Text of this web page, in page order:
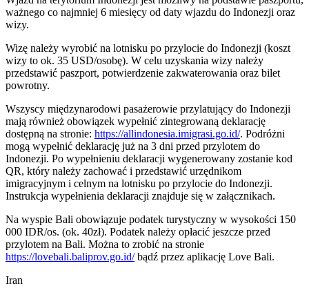
ważnego co najmniej 6 miesięcy od daty wjazdu do Indonezji oraz
wizy.
Wizę należy wyrobić na lotnisku po przylocie do Indonezji (koszt
wizy to ok. 35 USD/osobę). W celu uzyskania wizy należy
przedstawić paszport, potwierdzenie zakwaterowania oraz bilet
powrotny.
Wszyscy międzynarodowi pasażerowie przylatujący do Indonezji
mają również obowiązek wypełnić zintegrowaną deklarację
dostępną na stronie: https://allindonesia.imigrasi.go.id/. Podróżni
mogą wypełnić deklarację już na 3 dni przed przylotem do
Indonezji. Po wypełnieniu deklaracji wygenerowany zostanie kod
QR, który należy zachować i przedstawić urzędnikom
imigracyjnym i celnym na lotnisku po przylocie do Indonezji.
Instrukcja wypełnienia deklaracji znajduje się w załącznikach.
Na wyspie Bali obowiązuje podatek turystyczny w wysokości 150
000 IDR/os. (ok. 40zł). Podatek należy opłacić jeszcze przed
przylotem na Bali. Można to zrobić na stronie
https://lovebali.baliprov.go.id/bądź przez aplikację Love Bali.
Iran